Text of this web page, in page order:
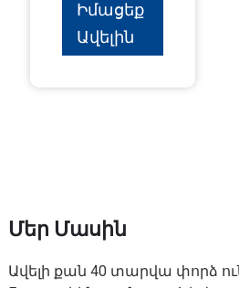
Իմացեք
Ավելին
Մեր Մասին
Ավելի քան 40 տարվա փորձ